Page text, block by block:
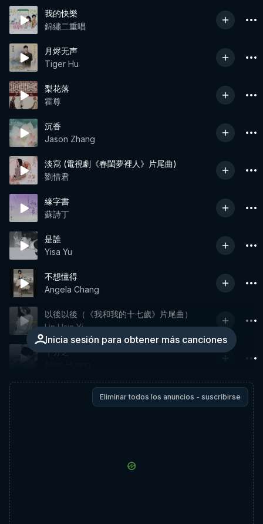
我的快樂
錦繡二重唱
月烬无声
Tiger Hu
梨花落
霍尊
沉香
Jason Zhang
淡寫 (電視劇《春閨夢裡人》片尾曲)
劉惜君
緣字書
蘇詩丁
是誰
Yisa Yu
不想懂得
Angela Chang
Inicia sesión para obtener más canciones
以後以後（《我和我的十七歲》片尾曲）
Lin Hsin Yi
千分之一
Eliminar todos los anuncios - suscribirse